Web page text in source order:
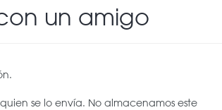
un amigo
se lo envía. No almacenamos este